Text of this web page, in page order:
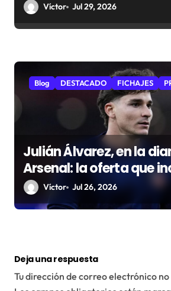
con el primer equipo
Víctor Jul 29, 2026
Blog DESTACADO FICHAJES
Julián Álvarez, en la
Arsenal: la oferta que
Gyökeres
Víctor Jul 26, 2026
Deja una respuesta
Tu dirección de correo electrónico